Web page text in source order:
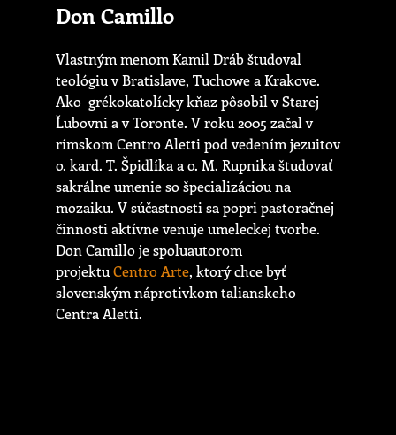
Don Camillo
Vlastným menom Kamil Dráb študoval
teológiu v Bratislave, Tuchowe a Krakove.
Ako grékokatolícky kňaz pôsobil v Starej
Ľubovni a v Toronte. V roku 2005 začal v
rímskom Centro Aletti pod vedením jezuitov
o. kard. T. Špidlíka a o. M. Rupnika študovať
sakrálne umenie so špecializáciou na
mozaiku. V súčastnosti sa popri pastoračnej
činnosti aktívne venuje umeleckej tvorbe.
Don Camillo je spoluautorom
projektuCentro Arte, ktorý chce byť
slovenským náprotivkom talianskeho
Centra Aletti.